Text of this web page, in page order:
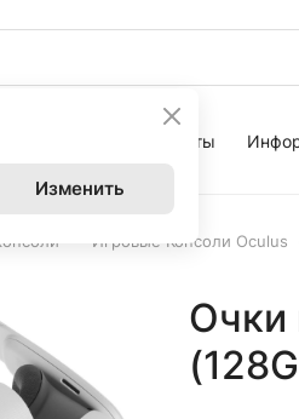
Изменить
Контакты
Игровые Консоли Oculus
Очки